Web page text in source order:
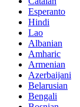
Esperanto
Hindi
Lao
Albanian
Amharic
Armenian
Azerbaijani
Belarusian
Bengali